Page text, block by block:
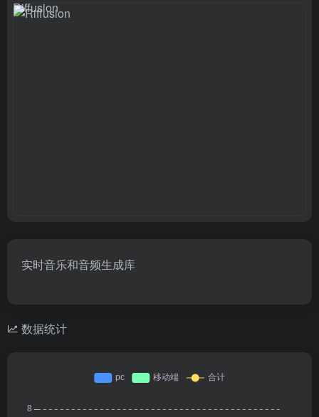
实时音乐和音频生成库
数据统计